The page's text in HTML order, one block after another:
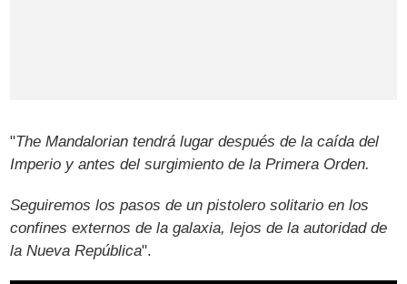
"The Mandalorian tendrá lugar después de la caída del
Imperio y antes del surgimiento de la Primera Orden.
Seguiremos los pasos de un pistolero solitario en los
confines externos de la galaxia, lejos de la autoridad de
la Nueva República".